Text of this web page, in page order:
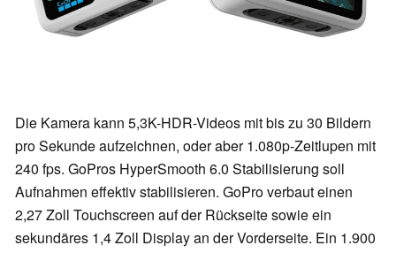
Die Kamera kann 5,3K-HDR-Videos mit bis zu 30 Bildern
pro Sekunde aufzeichnen, oder aber 1.080p-Zeitlupen mit
240 fps. GoPros HyperSmooth 6.0 Stabilisierung soll
Aufnahmen effektiv stabilisieren. GoPro verbaut einen
2,27 Zoll Touchscreen auf der Rückseite sowie ein
sekundäres 1,4 Zoll Display an der Vorderseite. Ein 1.900